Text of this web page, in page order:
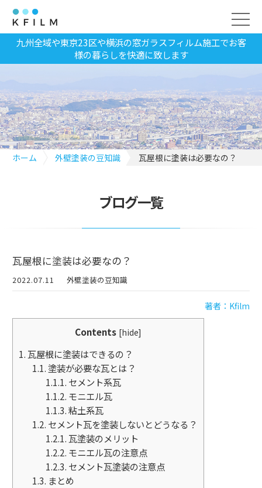
九州全域や東京23区や横浜の窓ガラスフィルム施工でお客
様の暮らしを快適に致します
ホーム 外壁塗装の豆知識 瓦屋根に塗装は必要なの？
ブログ一覧
瓦屋根に塗装は必要なの？
2022.07.11 外壁塗装の豆知識
著者：Kfilm
Contents [hide]
1. 瓦屋根に塗装はできるの？
1.1.塗装が必要な瓦とは？
1.1.1. セメント系瓦
1.1.2. モニエル瓦
1.1.3.粘土系瓦
1.2. セメント瓦を塗装しないとどうなる？
1.2.1. 瓦塗装のメリット
1.2.2. モニエル瓦の注意点
1.2.3. セメント瓦塗装の注意点
1.3. まとめ